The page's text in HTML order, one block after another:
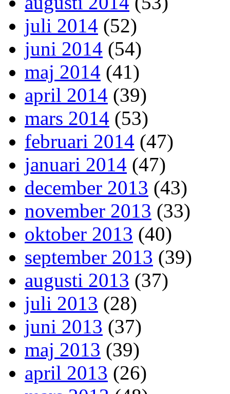
juli 2014 (52)
juni 2014 (54)
maj 2014 (41)
april 2014 (39)
mars 2014 (53)
februari 2014 (47)
januari 2014 (47)
december 2013 (43)
november 2013 (33)
oktober 2013 (40)
september 2013 (39)
augusti 2013 (37)
juli 2013 (28)
juni 2013 (37)
maj 2013 (39)
april 2013 (26)